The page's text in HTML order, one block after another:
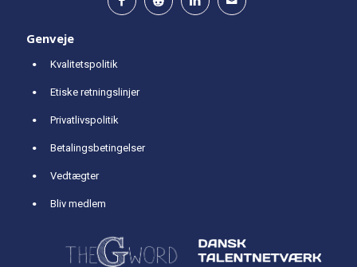
Genveje
Kvalitetspolitik
Etiske retningslinjer
Privatlivspolitik
Betalingsbetingelser
Vedtægter
Bliv medlem